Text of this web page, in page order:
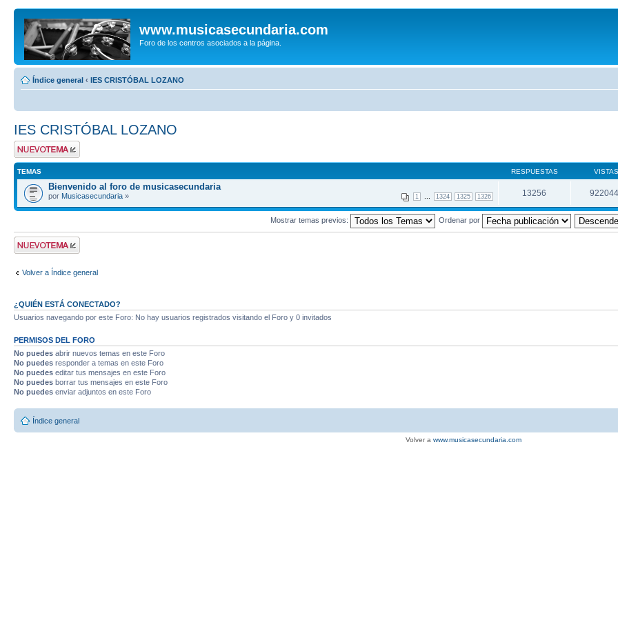
www.musicasecundaria.com
Foro de los centros asociados a la página.
Índice general ‹ IES CRISTÓBAL LOZANO
IES CRISTÓBAL LOZANO
Publicar un nuevo
tema
TEMAS RESPUESTAS VISTAS
Bienvenido al foro de musicasecundaria
1 1324 1325 1326
por Musicasecundaria » 13256
Mostrar temas previos: Ordenar por
Publicar un nuevo
tema
Volver a Índice general
¿QUIÉN ESTÁ CONECTADO?
Usuarios navegando por este Foro: No hay usuarios registrados visitando el Foro y 0 invitados
PERMISOS DEL FORO
No puedes abrir nuevos temas en este Foro
No puedes responder a temas en este Foro
No puedes editar tus mensajes en este Foro
No puedes borrar tus mensajes en este Foro
No puedes enviar adjuntos en este Foro
Índice general
Volver a www.musicasecundaria.com